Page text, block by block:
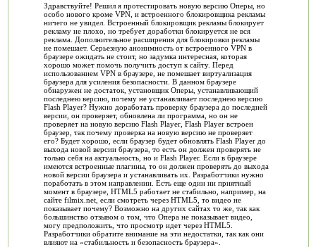
Здравствуйте! Решил я протестировать новую версию Оперы, но
особо нового кроме VPN, и встроенного блокировщика рекламы
ничего не увидел. Встроенный блокировщик рекламы блокирует
рекламу не плохо, но требует доработки блокируется не вся
реклама. Дополнительное расширения для блокировки рекламы
не помешает. Серьезную анонимность от встроенного VPN в
браузере ожидать не стоит, но задумка интересная, которая
хорошо может помочь получить доступ к сайту. Перед
использованием VPN в браузере, не помешает виртуализация
браузера для усиления безопасности. В данном браузере
обнаружен не достаток, установщик Оперы, устанавливающий
последнею версию, почему не устанавливает последнею версию
Flash Player? Нужно доработать проверку браузера до последней
версии, он проверяет, обновлена ли программа, но он не
проверяет на новую версию Flash Player, Flash Player встроен
браузер, так почему проверка на новую версию не проверяет
его? Будет хорошо, если браузер будет обновлять Flash Player до
выхода новой версии браузера, то есть он должен проверять не
только себя на актуальность, но и Flash Player. Если в браузере
имеются встроенные плагины, то он должен проверять до выхода
новой версии браузера и устанавливать их. Разработчики нужно
поработать в этом направлении. Есть еще один ни приятный
момент в браузере, HTML5 работает не стабильно, например, на
сайте filmix.net, если смотреть через HTML5, то видео не
показывает почему? Возможно на других сайтах то же, так как
большинство отзывом о том, что Опера не показывает видео,
могу предположить, что просмотр идет через HTML5.
Разработчики обратите внимание на эти недостатки, так как они
влияют на «стабильность и безопасность браузера».